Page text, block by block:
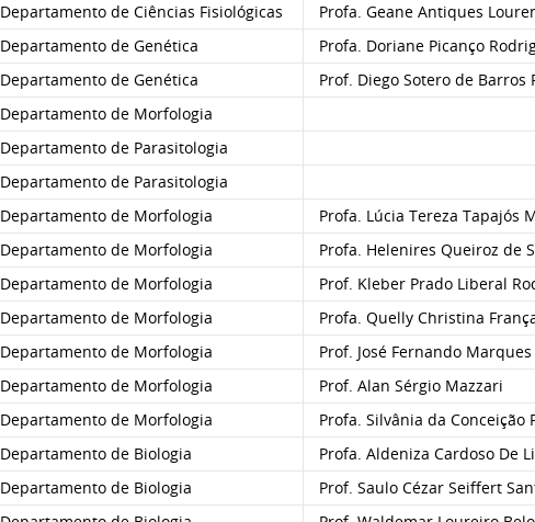
Departamento de Ciências Fisiológicas
Profa. Geane Antiques
Departamento de Genética
Profa. Doriane Picanço
Departamento de Genética
Prof. Diego Sotero de Barros
Departamento de Morfologia
Departamento de Parasitologia
Departamento de Parasitologia
Departamento de Morfologia
Profa. Lúcia Tereza Tapajós
Departamento de Morfologia
Profa. Helenires Queiroz de
Departamento de Morfologia
Prof. Kleber Prado Liberal
Departamento de Morfologia
Profa. Quelly Christina
Departamento de Morfologia
Prof. José Fernando
Departamento de Morfologia
Prof. Alan Sérgio Mazzari
Departamento de Morfologia
Profa. Silvânia da Conceição
Departamento de Biologia
Profa. Aldeniza Cardoso De
Departamento de Biologia
Prof. Saulo Cézar Seiffert